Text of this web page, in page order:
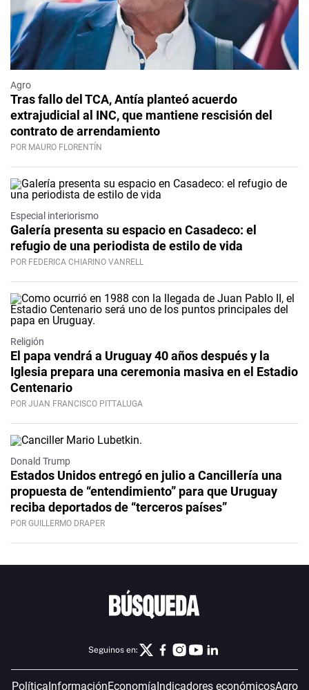
Agro
Tras fallo del TCA, Antía planteó acuerdo
extrajudicial al INC, que mantiene rescisión del
contrato de arrendamiento
POR MAURO FLORENTÍN
Especial interiorismo
Galería presenta su espacio en Casadeco: el
refugio de una periodista de estilo de vida
POR FEDERICA CHIARINO VANRELL
Religión
El papa vendrá a Uruguay 40 años después y la
Iglesia prepara una ceremonia masiva en el Estadio
Centenario
POR JUAN FRANCISCO PITTALUGA
Donald Trump
Estados Unidos entregó en julio a Cancillería una
propuesta de “entendimiento” para que Uruguay
reciba deportados de “terceros países”
POR GUILLERMO DRAPER
Seguinos en:
PolíticaInformaciónEconomíaIndicadores económicosAgro